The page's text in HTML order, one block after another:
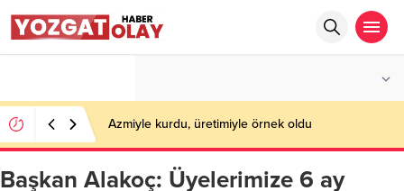
Azmiyle kurdu, üretimiyle örnek oldu
Başkan Alakoç: Üyelerimize 6 ay